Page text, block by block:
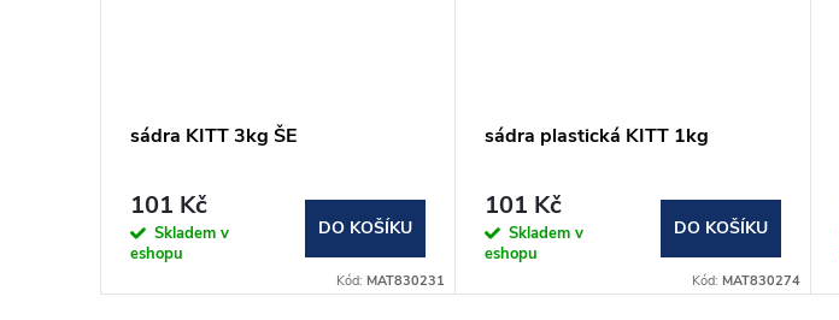
sádra KITT 3kg ŠE
101 Kč
Skladem v
eshopu
DO KOŠÍKU
Kód: MAT830231
sádra plastická KITT 1kg
101 Kč
Skladem v
eshopu
DO KOŠÍKU
Kód: MAT830274